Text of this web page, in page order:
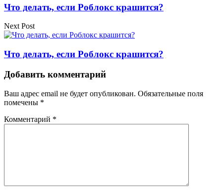
Что делать, если Роблокс крашится?
Next Post
Что делать, если Роблокс крашится?
Добавить комментарий
Ваш адрес email не будет опубликован. Обязательные поля
помечены *
Комментарий *